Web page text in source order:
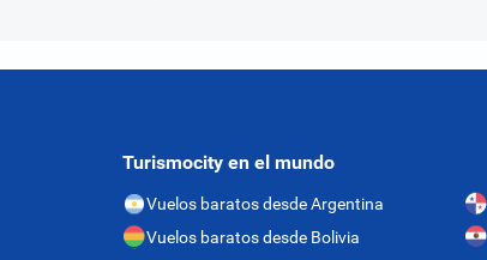
Turismocity en el mundo
Vuelos baratos desde Argentina
Vuelos baratos desde Bolivia